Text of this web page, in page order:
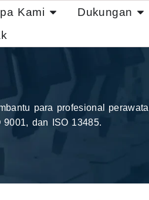
Kami
Dukungan
para profesional
dan ISO 13485.